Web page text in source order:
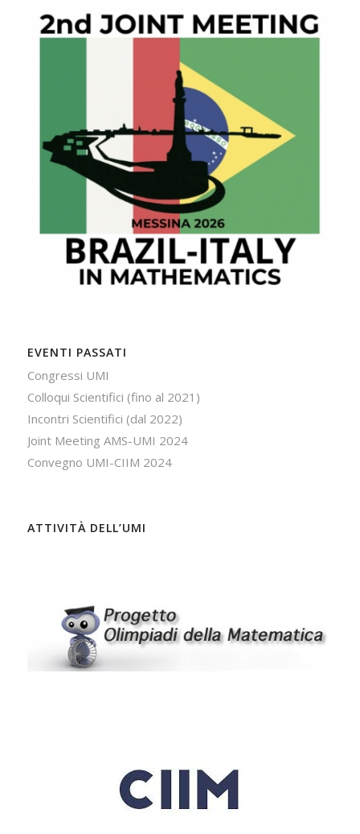
EVENTI PASSATI
Congressi UMI
Colloqui Scientifici (fino al 2021)
Incontri Scientifici (dal 2022)
Joint Meeting AMS-UMI 2024
Convegno UMI-CIIM 2024
ATTIVITÀ DELL’UMI